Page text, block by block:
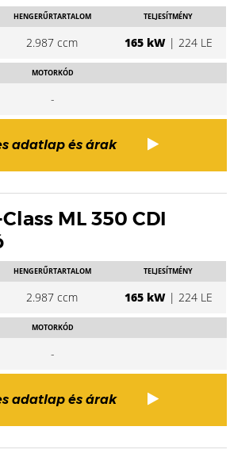
HENGERŰRTARTALOM
2.987 ccm
TELJESÍTMÉNY
165 kW| 224 LE
MOTORKÓD
-
adatlap és árak
ML 350 CDI
HENGERŰRTARTALOM
2.987 ccm
TELJESÍTMÉNY
165 kW| 224 LE
MOTORKÓD
-
adatlap és árak